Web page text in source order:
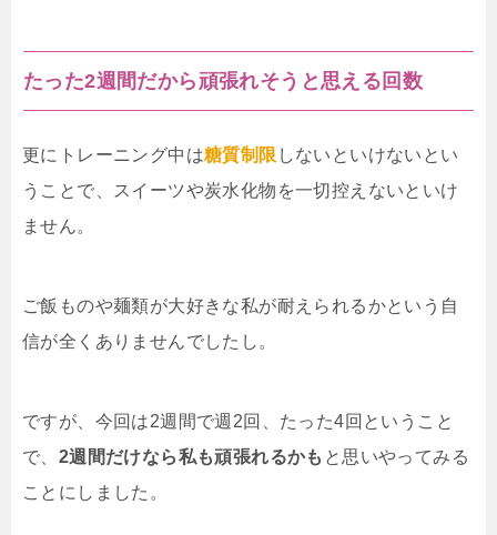
たった2週間だから頑張れそうと思える回数
更にトレーニング中は糖質制限 しないといけないとい
うことで、スイーツや炭水化物を一切控えないといけ
ません。
ご飯ものや麺類が大好きな私が耐えられるかという自
信が全くありませんでしたし。
ですが、今回は2週間で週2回、たった4回ということ
で、 2週間だけなら私も頑張れるかも と思いやってみる
ことにしました。